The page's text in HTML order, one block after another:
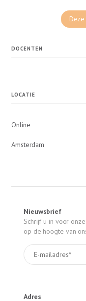
DOCENTEN
LOCATIE
Online
Amsterdam
Nieuwsbrief
Schrijf u in voor
op de hoogte van
Adres